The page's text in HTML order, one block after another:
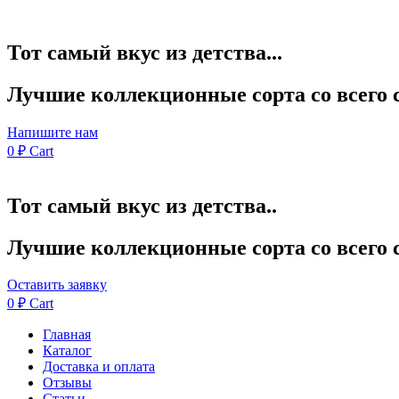
Тот самый вкус из детства...
Лучшие коллекционные сорта со всего
Напишите нам
0 ₽ Cart
Тот самый вкус из детства..
Лучшие коллекционные сорта со всего
Оставить заявку
0 ₽ Cart
Главная
Каталог
Доставка и оплата
Отзывы